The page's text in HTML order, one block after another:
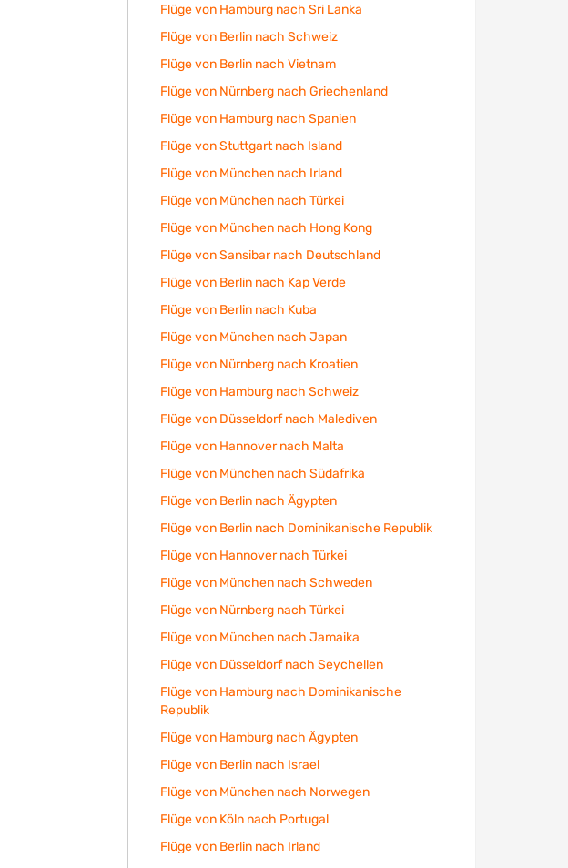
Flüge von Hamburg nach Sri Lanka
Flüge von Berlin nach Schweiz
Flüge von Berlin nach Vietnam
Flüge von Nürnberg nach Griechenland
Flüge von Hamburg nach Spanien
Flüge von Stuttgart nach Island
Flüge von München nach Irland
Flüge von München nach Türkei
Flüge von München nach Hong Kong
Flüge von Sansibar nach Deutschland
Flüge von Berlin nach Kap Verde
Flüge von Berlin nach Kuba
Flüge von München nach Japan
Flüge von Nürnberg nach Kroatien
Flüge von Hamburg nach Schweiz
Flüge von Düsseldorf nach Malediven
Flüge von Hannover nach Malta
Flüge von München nach Südafrika
Flüge von Berlin nach Ägypten
Flüge von Berlin nach Dominikanische Republik
Flüge von Hannover nach Türkei
Flüge von München nach Schweden
Flüge von Nürnberg nach Türkei
Flüge von München nach Jamaika
Flüge von Düsseldorf nach Seychellen
Flüge von Hamburg nach Dominikanische
Republik
Flüge von Hamburg nach Ägypten
Flüge von Berlin nach Israel
Flüge von München nach Norwegen
Flüge von Köln nach Portugal
Flüge von Berlin nach Irland